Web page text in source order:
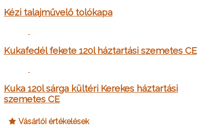
Kézi talajművelő tolókapa
Kukafedél fekete 120l háztartási szemetes CE
Kuka 120l sárga kültéri Kerekes háztartási
szemetes CE
Vásárlói értékelések